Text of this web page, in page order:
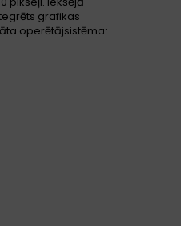
grafikas
operētājsistēma: